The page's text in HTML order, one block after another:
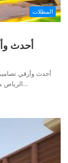
المظلات
الرياض محل مظلات الياسمين في الرياض ، أفضل حداد مظلات…